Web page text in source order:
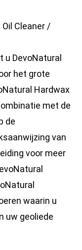
Cleaner /
u DevoNatural
het grote
Hardwax
met de
de
van
voor meer
waarin u
uw geoliede